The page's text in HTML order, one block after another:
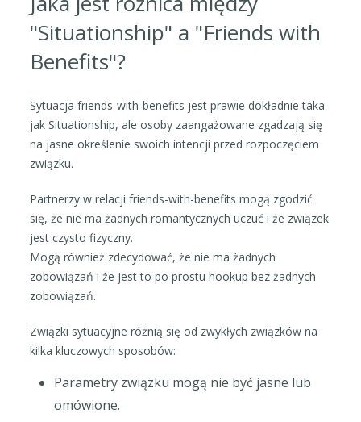
"Situationship" a "Friends with
Benefits"?
Sytuacja friends-with-benefits jest prawie dokładnie taka
jak Situationship, ale osoby zaangażowane zgadzają się
na jasne określenie swoich intencji przed rozpoczęciem
związku.
Partnerzy w relacji friends-with-benefits mogą zgodzić
się, że nie ma żadnych romantycznych uczuć i że związek
jest czysto fizyczny.
Mogą również zdecydować, że nie ma żadnych
zobowiązań i że jest to po prostu hookup bez żadnych
zobowiązań.
Związki sytuacyjne różnią się od zwykłych związków na
kilka kluczowych sposobów:
Parametry związku mogą nie być jasne lub
omówione.